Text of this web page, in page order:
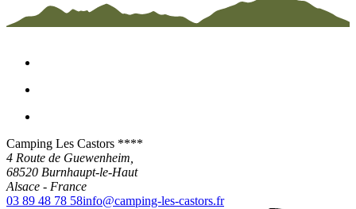
Camping Les Castors ****
4 Route de Guewenheim,
68520 Burnhaupt-le-Haut
Alsace - France
03 89 48 78 58info@camping-les-castors.fr